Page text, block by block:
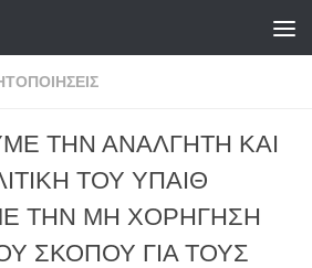
ΤΗΝ ΑΝΑΛΓΗΤΗ ΚΑΙ
ΤΟΥ ΥΠΑΙΘ
ΤΗΝ ΜΗ ΧΟΡΗΓΗΣΗ
ΣΚΟΠΟΥ ΓΙΑ ΤΟΥΣ